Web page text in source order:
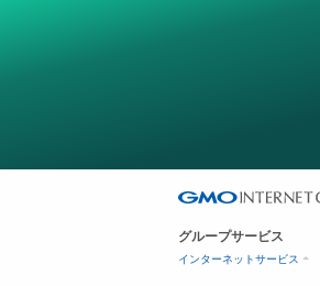
グループサービス
インターネットサービス